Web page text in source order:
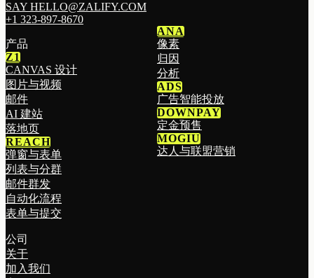
SAY HELLO@ZALIFY.COM
+1 323-897-8670
产品
Z1
CANVAS 设计
图片与视频
邮件
AI 建站
落地页
REACH
弹窗与表单
列表与分群
邮件群发
自动化流程
表单与提交
ANA
像素
归因
分析
ADS
广告智能投放
DOWNPAY
定金预售
MOGIU
达人与联盟营销
公司
关于
加入我们